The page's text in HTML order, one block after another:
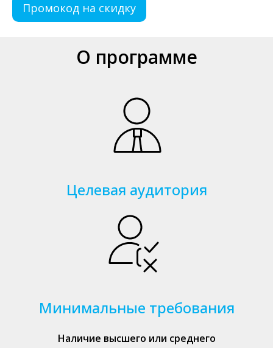
Промокод на скидку
О программе
Целевая аудитория
Минимальные требования
Наличие высшего или среднего